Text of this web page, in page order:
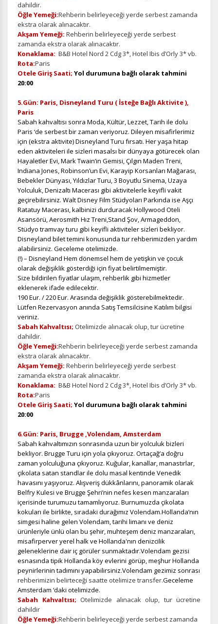
ÇEREZ KULLANIM AYARLARINIZ
Çerez tercihlerinizibelirleyin.
Daha fazla bilgi içinKVKK bilgilendirmemizi,çerez kullanımve
gizlilik koşullarını inceleyebilirsiniz.
Zorunlu Çerezler HER ZAMAN AKTIF
Oturum yönetimi, güvenlik ve temel site işlevleri için
gereklidir. Bu çerezler olmadan site düzgün çalışmaz ve
devre dışı bırakılamaz.
İstatistik Çerezleri
Ziyaretçilerin siteyi nasıl kullandığını anonim olarak
ölçeriz. Hangi sayfaların popüler olduğunu ve
kullanıcıların nerede zorluk yaşadığını anlamamıza
yardımcı olur.
Pazarlama Çerezleri
Size ve ilgi alanlarınıza uygun reklamlar göstermek için
edersiniz, ancak daha az alakalı olabilirler.
Tercihleri Kaydet
dahildir.
Öğle Yemeği:Rehberin belirleyeceği yerde serbest zamanda
ekstra olarak alınacaktır.
Akşam Yemeği: Rehberin belirleyeceği yerde serbest
zamanda ekstra olarak alınacaktır.
Konaklama: B&B Hotel Nord 2 Cdg 3*, Hotel Ibis d’Orly 3* vb.
Rota:Paris
Otele Giriş Saati; Yol durumuna bağlı olarak tahmini
20:00
5.Gün: Paris, Disneyland Turu ( İsteğe Bağlı Aktivite ),
Paris
Sabah kahvaltısı sonra Moda, Kültür, Lezzet, Tarih ile dolu
Paris ‘de serbest bir zaman veriyoruz. Dileyen misafirlerimiz
için (ekstra aktivite) Disneyland Turu fırsatı. Her yaşa hitap
eden aktiviteleri ile sizleri masalsı bir dünyaya götürecek olan
Hayaletler Evi, Mark Twain’in Gemisi, Çılgın Maden Treni,
Indiana Jones, Robinson’un Evi, Karayip Korsanları Mağarası,
Bebekler Dünyası, Yıldızlar Turu, 3 Boyutlu Sinema, Uzaya
Yolculuk, Denizaltı Macerası gibi aktivitelerle keyifli vakit
geçirebilirsiniz. Walt Disney Film Stüdyoları Parkında ise Aşçı
Ratatuy Macerası, kalbinizi durduracak Hollywood Oteli
Asansörü, Aerosmith Hız Treni,Stand Şov, Armageddon,
Stüdyo tramvay turu gibi keyifli aktiviteler sizleri bekliyor.
Disneyland bilet temini konusunda tur rehberimizden yardım
alabilirsiniz. Geceleme otelimizde.
(!) – Disneyland Hem dönemsel hem de yetişkin ve çocuk
olarak değişiklik gösterdiği için fiyat belirtilmemiştir.
Size bildirilen fiyatlar ulaşım, rehberlik gibi hizmetler
eklenerek ifade edilecektir.
190 Eur. / 220 Eur. Arasında değişiklik gösterebilmektedir.
Lütfen Rezervasyon anında Satış Temsilcisine Katılım bilgisi
veriniz.
Sabah Kahvaltısı; Otelimizde alınacak olup, tur ücretine
dahildir.
Öğle Yemeği:Rehberin belirleyeceği yerde serbest zamanda
ekstra olarak alınacaktır.
Akşam Yemeği: Rehberin belirleyeceği yerde serbest
zamanda ekstra olarak alınacaktır.
Konaklama: B&B Hotel Nord 2 Cdg 3*, Hotel Ibis d’Orly 3* vb.
Rota:Paris
Otele Giriş Saati; Yol durumuna bağlı olarak tahmini
20:00
6.Gün: Paris, Brugge ,Volendam, Amsterdam
Sabah kahvaltımızın sonrasında uzun bir yolculuk bizleri
bekliyor. Brugge Turu için yola çıkıyoruz. Ortaçağ’a doğru
zaman yolculuğuna çıkıyoruz. Kuğular, kanallar, manastırlar,
çikolata satan standlar ile dolu masal kentinde Venedik
havasını yaşıyoruz. Alışveriş dükkânlarını, panoramik olarak
Belfry Kulesi ve Brugge Şehri’nin nefes kesen manzaraları
içerisinde turumuzu tamamlıyoruz. Burnumuzda çikolata
kokuları ile birlikte, sıradaki durağımız Volendam.Hollanda’nın
simgesi haline gelen Volendam, tarihi limanı ve deniz
ürünleriyle ünlü olan bu şehir, muhteşem deniz manzaraları,
misafirperver yerel halk ve Hollanda'nın denizcilik
geleneklerine dair iç görüler sunmaktadır.Volendam gezisi
esnasında tipik Hollanda köy evlerini görüp, meşhur Hollanda
peynirlerinin tadımını yapabilirsiniz.Volendam gezimiz sonrası
rehberimizin belirteceği saatte otelimize transfer.Geceleme
Amsterdam ‘daki otelimizde.
Sabah Kahvaltısı; Otelimizde alınacak olup, tur ücretine
dahildir
Öğle Yemeği:Rehberin belirleyeceği yerde serbest zamanda